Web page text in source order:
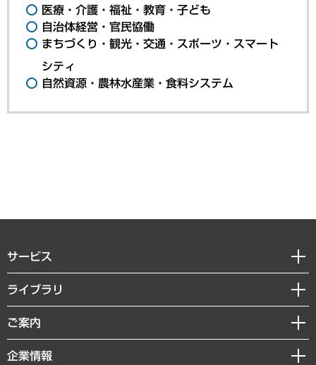
医療・介護・福祉・教育・子ども
自治体経営・官民協働
まちづくり・観光・交通・スポーツ・スマート
シティ
自然資源・農林水産業・食料システム
サービス
経営戦略
組織・人事戦略
デジタルイノベーション
ライブラリ
経済調査
レポート
コラム
ご案内
セミナー・イベント情報
企業情報